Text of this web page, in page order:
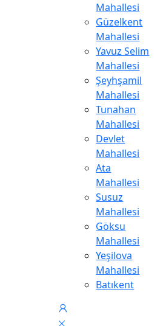
Mahallesi
Güzelkent
Mahallesi
Yavuz Selim
Mahallesi
Şeyhşamil
Mahallesi
Tunahan
Mahallesi
Devlet
Mahallesi
Ata
Mahallesi
Susuz
Mahallesi
Göksu
Mahallesi
Yeşilova
Mahallesi
Batıkent